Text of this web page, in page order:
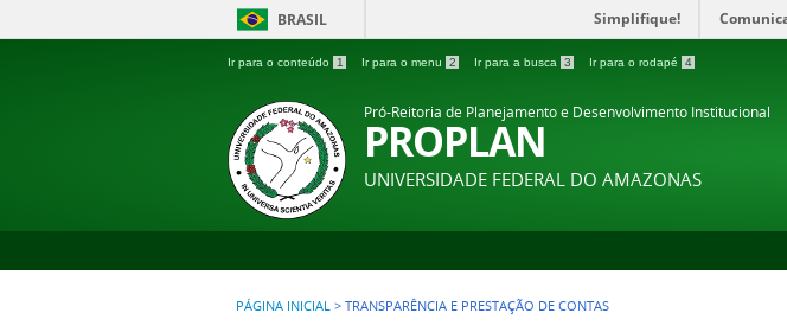
BRASIL Simplifique!
Ir para o conteúdo 1 Ir para o menu 2 Ir para a busca 3 Ir para o rodapé 4
Pró-Reitoria de Planejamento e Desenvolvimento Institucional
PROPLAN
UNIVERSIDADE FEDERAL DO AMAZONAS
PÁGINA INICIAL > TRANSPARÊNCIA E PRESTAÇÃO DE CONTAS